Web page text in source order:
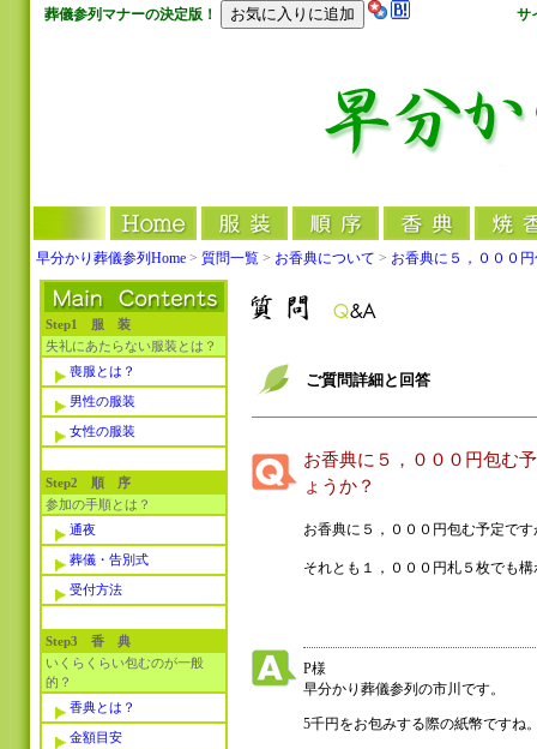
葬儀参列マナーの決定版！ サ
早分かり葬儀参列Home > 質問一覧 > お香典について > お香典に５，０００
Step1 服 装
失礼にあたらない服装とは？
喪服とは？
男性の服装
女性の服装
Step2 順 序
参加の手順とは？
通夜
葬儀・告別式
受付方法
Step3 香 典
いくらくらい包むのが一般
的？
香典とは？
金額目安
ご質問詳細と回答
お香典に５，０００円包む
ょうか？
お香典に５，０００円包む予定で
それとも１，０００円札５枚でも
P様
早分かり葬儀参列の市川です。
5千円をお包みする際の紙幣ですね